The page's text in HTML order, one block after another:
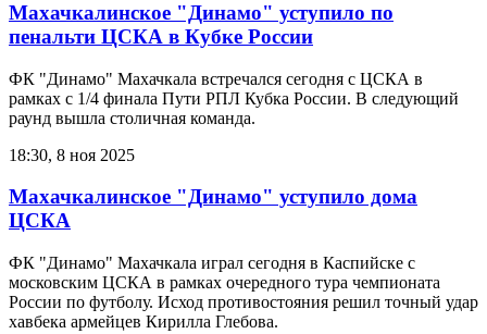
Махачкалинское "Динамо" уступило по
пенальти ЦСКА в Кубке России
ФК "Динамо" Махачкала встречался сегодня с ЦСКА в
рамках с 1/4 финала Пути РПЛ Кубка России. В следующий
раунд вышла столичная команда.
18:30, 8 ноя 2025
Махачкалинское "Динамо" уступило дома
ЦСКА
ФК "Динамо" Махачкала играл сегодня в Каспийске с
московским ЦСКА в рамках очередного тура чемпионата
России по футболу. Исход противостояния решил точный удар
хавбека армейцев Кирилла Глебова.